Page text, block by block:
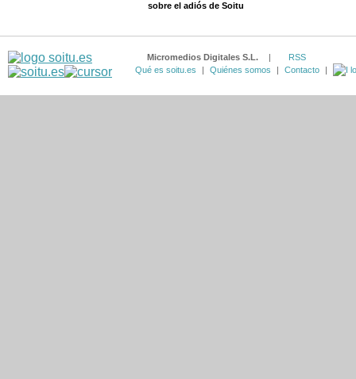
sobre el adiós de Soitu
Micromedios Digitales S.L. |
RSS
Qué es soitu.es
| Quiénes somos | Contacto |